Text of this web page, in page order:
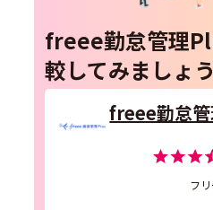
freee勤怠管理
較してみましょう
freee勤怠
フ